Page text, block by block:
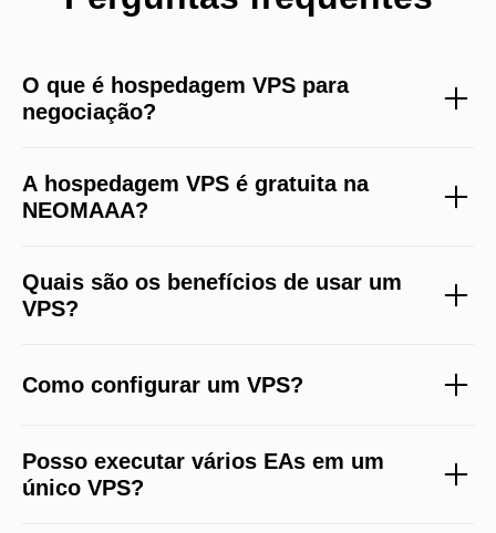
O que é hospedagem VPS para
negociação?
A hospedagem VPS é gratuita na
NEOMAAA?
Quais são os benefícios de usar um
VPS?
Como configurar um VPS?
Posso executar vários EAs em um
único VPS?